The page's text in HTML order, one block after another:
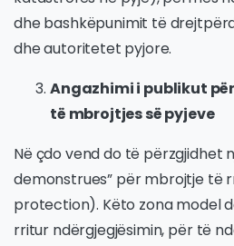
dhe bashkëpunimit të
dhe autoritetet pyjore.
Angazhimi i publikut
të mbrojtjes së pyjeve
Në çdo vend do të përzgjidhet
demonstrues” për mbrojtje të
protection). Këto zona model
rritur ndërgjegjësimin, për të